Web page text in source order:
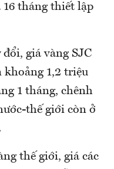
16 tháng thiết lập
giá vàng SJC
khoảng 1,2 triệu
1 tháng, chênh
thế giới còn ở
thế giới, giá các